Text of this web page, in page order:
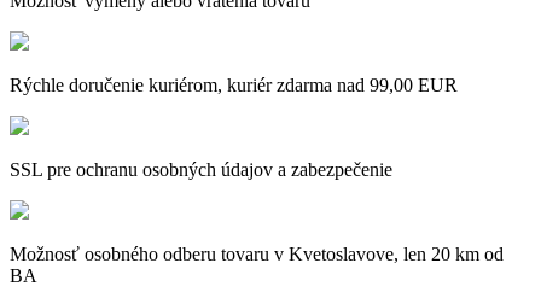
Rýchle doručenie kuriérom, kuriér zdarma nad 99,00 EUR
SSL pre ochranu osobných údajov a zabezpečenie
Možnosť osobného odberu tovaru v Kvetoslavove, len 20 km od
BA